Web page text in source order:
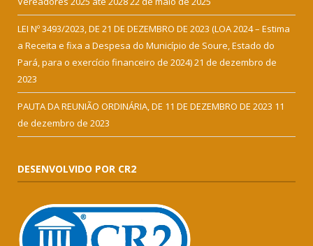
LEI Nº 3493/2023, DE 21 DE DEZEMBRO DE 2023 (LOA 2024 – Estima
a Receita e fixa a Despesa do Município de Soure, Estado do
Pará, para o exercício financeiro de 2024)21 de dezembro de
2023
PAUTA DA REUNIÃO ORDINÁRIA, DE 11 DE DEZEMBRO DE 2023 11
de dezembro de 2023
DESENVOLVIDO POR CR2